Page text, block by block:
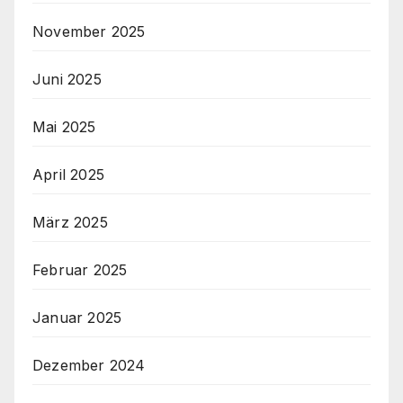
November 2025
Juni 2025
Mai 2025
April 2025
März 2025
Februar 2025
Januar 2025
Dezember 2024